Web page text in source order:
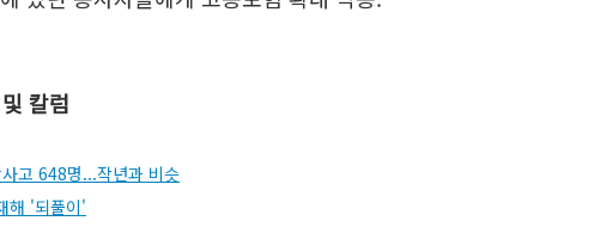
칼럼
고 648명...작년과 비슷
해 '되풀이'